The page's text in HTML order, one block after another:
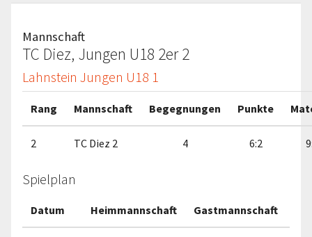
Mannschaft
TC Diez, Jungen U18 2er 2
Lahnstein Jungen U18 1
Rang Mannschaft Begegnungen Punkte
2 TC Diez 2 4 6:2
Spielplan
Datum Heimmannschaft Gastmannschaft